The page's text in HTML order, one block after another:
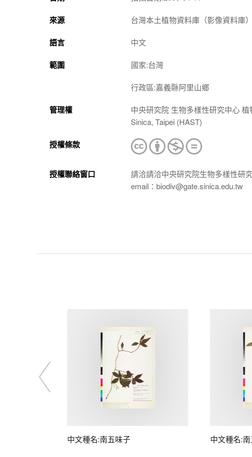
來源 台灣本土植物資料庫（影像資料庫
語言 中文
範圍 國家:台灣
行政區:嘉義縣阿里山鄉
管理權
中央研究院 生物多樣性研究中心
Sinica, Taipei (HAST)
授權條款
授權聯絡窗口
請洽請洽中央研究院生物多樣性研
email：biodiv@gate.sinica.edu.tw
中文種名:南五味子 中文種名: